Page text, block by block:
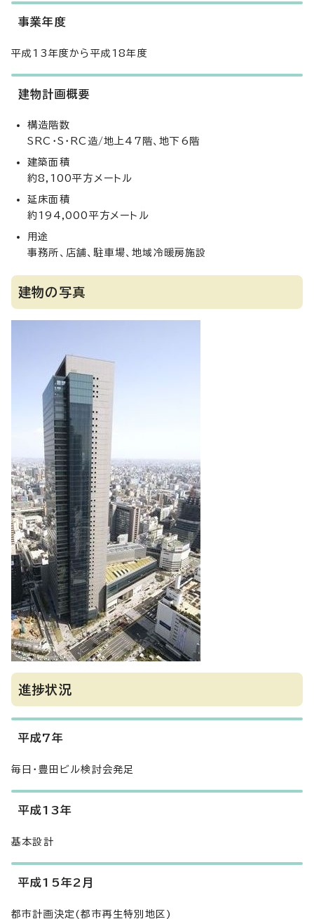
事業年度
平成13年度から平成18年度
建物計画概要
構造階数
SRC・S・RC造/地上47階、地下6階
建築面積
約8,100平方メートル
延床面積
約194,000平方メートル
用途
事務所、店舗、駐車場、地域冷暖房施設
建物の写真
進捗状況
平成7年
毎日・豊田ビル検討会発足
平成13年
基本設計
平成15年2月
都市計画決定(都市再生特別地区)